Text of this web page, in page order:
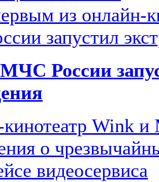
России
Wink
о
видеосервиса